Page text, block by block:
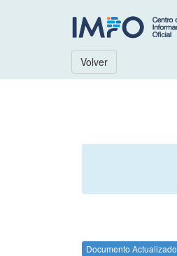
Volver
Documento Actualizado